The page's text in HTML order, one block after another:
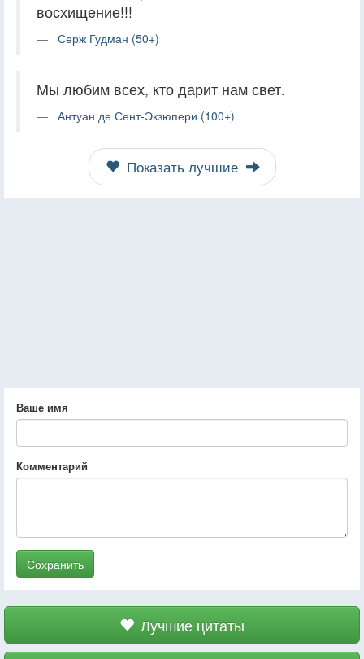
восхищение!!!
Серж Гудман (50+)
Мы любим всех, кто дарит нам свет.
Антуан де Сент-Экзюпери (100+)
Показать лучшие
Ваше имя
Комментарий
Сохранить
Лучшие цитаты